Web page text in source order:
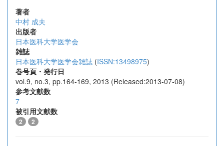
著者
中村 成夫
出版者
日本医科大学医学会
雑誌
日本医科大学医学会雑誌 (ISSN:13498975)
巻号頁・発行日
vol.9, no.3, pp.164-169, 2013 (Released:2013-07-08)
参考文献数
7
被引用文献数
2 2